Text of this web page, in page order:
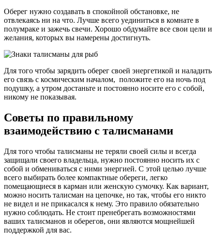
Оберег нужно создавать в спокойной обстановке, не
отвлекаясь ни на что. Лучше всего уединиться в комнате в
полумраке и зажечь свечи. Хорошо обдумайте все свои цели и
желания, которых вы намерены достигнуть.
Для того чтобы зарядить оберег своей энергетикой и наладить
его связь с космическим началом, положите его на ночь под
подушку, а утром достаньте и постоянно носите его с собой,
никому не показывая.
Советы по правильному
взаимодействию с талисманами
Для того чтобы талисманы не теряли своей силы и всегда
защищали своего владельца, нужно постоянно носить их с
собой и обмениваться с ними энергией. С этой целью лучше
всего выбирать более компактные обереги, легко
помещающиеся в карман или женскую сумочку. Как вариант,
можно носить талисман на цепочке, но так, чтобы его никто
не видел и не прикасался к нему. Это правило обязательно
нужно соблюдать. Не стоит пренебрегать возможностями
ваших талисманов и оберегов, они являются мощнейшей
поддержкой для вас.